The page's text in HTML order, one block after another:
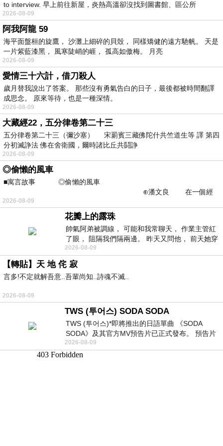
to interview. 早上前往新屋，炎熱高溫卻沒找到圖書館、區公所
2026-08-09
阿我阿龍 59
海平面盤桓的旋鷹， 沙灘上細碎的貝殼， 同樣矯健的遠方馳帆。 天是
一片紫藍漆黑， 風寒陡峭的崕， 孤高如傲梅。 月亮
2026-08-09
愛情三十六計，借刀殺人
歲月替我說出了答案。 那些沒有勇氣告白的日子，最後都被時間翻譯
成思念。 原來等待，也是一種深情。
2026-08-09
大藏經22，五分律卷第二十三
五分律卷第二十三（彌沙塞） 宋罽賓三藏佛陀什共竺道生等 譯 第四
分初滅諍法 佛在舍衛國，爾時諸比丘共鬪諍
2026-08-09
◎偷懶的風車
■寓言故事 ◎偷懶的風車
⊕潘文良 在一個經
常颳風的山丘上—&m
2026-08-09
花瓣上的露珠
帥氣阿弟被調線， 可能和我常聊天， 作業主管紅
了眼， 阻隔我們隔兩邊。 昨天又問他， 前天她穿
什麼顏色衣服， 不經
2026-08-09
【轉貼】天 地 侘 寂
言多!不定就解吾意..吾輩尚知..詩魂不滅..
2026-08-09
TWS (투어스) SODA SODA
TWS (투어스)*即將推出的日語單曲 《SODA
SODA》及其官方MV預告片已正式發布。 預告片
一經發布， 就引發了粉絲們對這次夏季回
2026-08-09